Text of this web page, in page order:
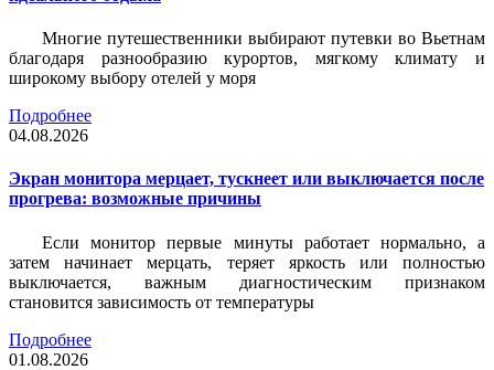
Многие путешественники выбирают путевки во Вьетнам
благодаря разнообразию курортов, мягкому климату и
широкому выбору отелей у моря
Подробнее
04.08.2026
Экран монитора мерцает, тускнеет или выключается после
прогрева: возможные причины
Если монитор первые минуты работает нормально, а
затем начинает мерцать, теряет яркость или полностью
выключается, важным диагностическим признаком
становится зависимость от температуры
Подробнее
01.08.2026